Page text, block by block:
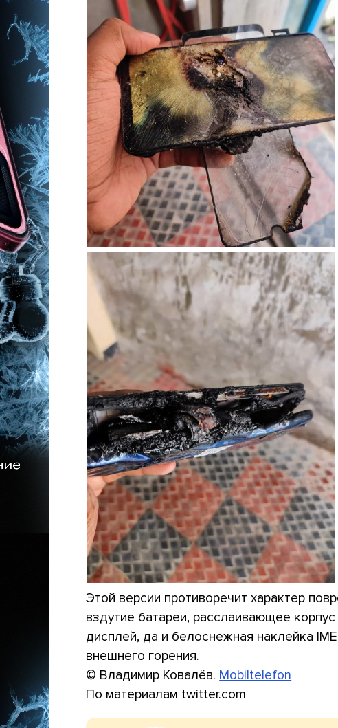
Этой версии противоречит характер
вздутие батареи, расслаивающее
дисплей, да и белоснежная наклейка
внешнего горения.
© Владимир Ковалёв. Mobiltelefon
По материалам twitter.com